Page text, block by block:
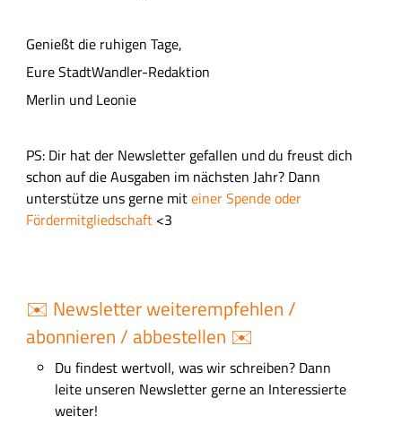
Genießt die ruhigen Tage,
Eure StadtWandler-Redaktion
Merlin und Leonie
PS: Dir hat der Newsletter gefallen und du freust dich
schon auf die Ausgaben im nächsten Jahr? Dann
unterstütze uns gerne miteiner Spende oder
Fördermitgliedschaft <3
✉️ Newsletter weiterempfehlen /
abonnieren / abbestellen ✉️
Du findest wertvoll, was wir schreiben? Dann
leite unseren Newsletter gerne an Interessierte
weiter!